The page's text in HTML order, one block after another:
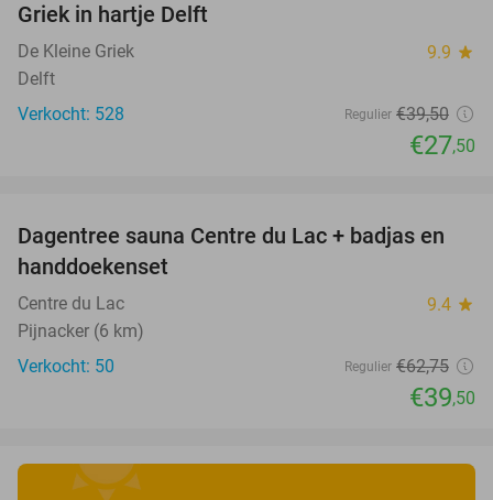
Griek in hartje Delft
De Kleine Griek 9.9 star
Delft
Verkocht: 528
Regulier €39,50
€27,50
37%
Dagentree sauna Centre du Lac + badjas en
handdoekenset
Centre du Lac 9.4 star
Pijnacker (6 km)
Verkocht: 50
Regulier €62,75
€39,50